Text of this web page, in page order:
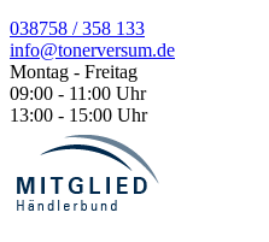
038758 / 358 133
info@tonerversum.de
Montag - Freitag
09:00 - 11:00 Uhr
13:00 - 15:00 Uhr